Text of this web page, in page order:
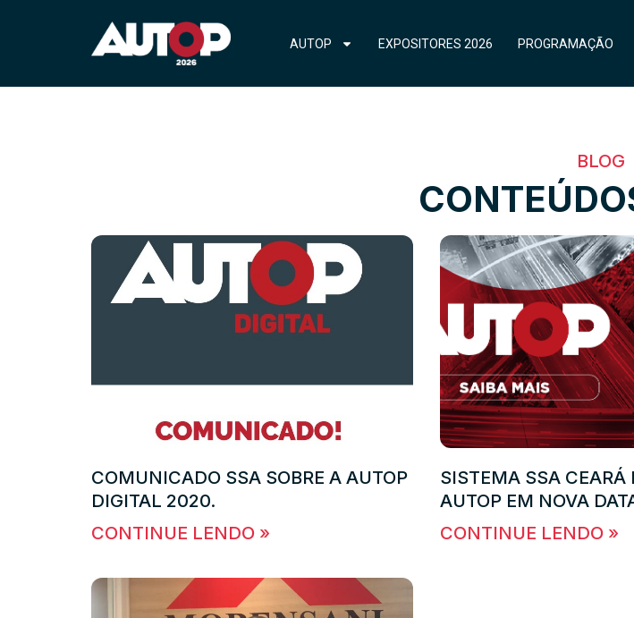
AUTOP EXPOSITORES 2026 PROGRAMAÇÃO
BLOG
COMUNICADO SSA SOBRE A AUTOP
DIGITAL 2020.
CONTINUE LENDO »
SISTEMA SSA CEARÁ
AUTOP EM NOVA
CONTINUE LENDO »